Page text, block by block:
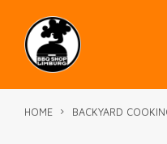
HOME BACKYARD